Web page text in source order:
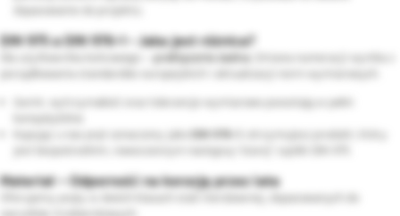
dopasowanie do projektu.
DIN 975 a DIN 976-1 - Jaka jest różnica?
Dla użytkownika końcowego – praktycznie żadna
. Zmiana numeracji wynika z
Gwint, wytrzymałość oraz tolerancje wymiarowe pozostają w pełni
kompatybilne.
Kupując u nas pręt oznaczony jako DIN 976-1
, otrzymujesz produkt, który
jest bezpośrednim, nowoczesnym następcą "starej" szpilki DIN 975.
Materiał – Odporność na korozję przez lata
Oferujemy pręty w dwóch klasach stali nierdzewnej, dopasowanych do